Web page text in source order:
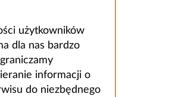
użytkowników
dla nas bardzo
informacji o
do niezbędnego